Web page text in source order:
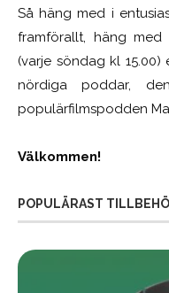
Så häng med i
framförallt, häng
(varje söndag kl
nördiga poddar,
populärfilmspodden
Välkommen!
POPULÄRAST